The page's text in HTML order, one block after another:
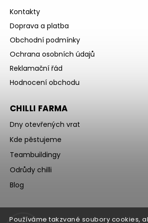
Používáme takzvané soubory cookies,
Kontakty
Doprava a platba
Obchodní podmínky
Ochrana osobních údajů
Reklamační řád
Hodnocení obchodu
CHILLI FARMA
Dny otevřených vrat
Kde pěstujeme
Teambuildingy
Odrůdy chilli
Blog